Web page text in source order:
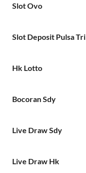
Slot Ovo
Slot Deposit Pulsa Tri
Hk Lotto
Bocoran Sdy
Live Draw Sdy
Live Draw Hk